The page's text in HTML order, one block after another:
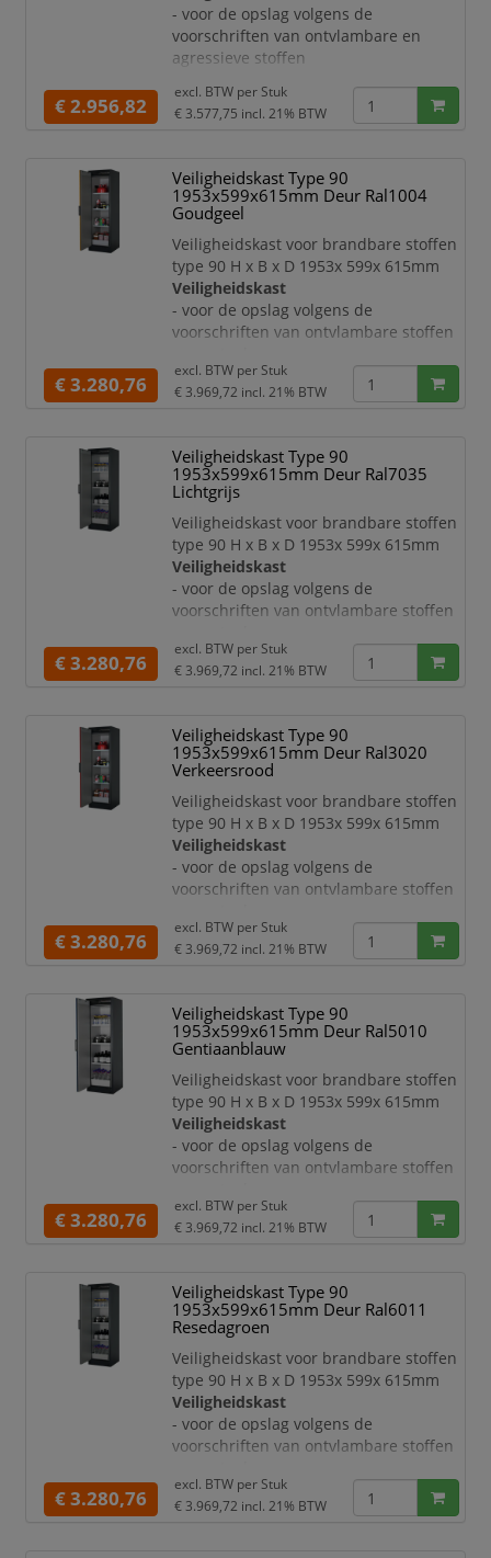
- te sluiten met profielcilinder
- met rem, dus veilig en makkelijk in-
en ui
- voor de opslag volgens de
voorschriften van ontvlambare en
agressieve stoffen
- met krasvaste en duurzame
structuur-poedercoating
sluitmechanisme ter bescherming
tegen corrosie aan de buitenkant van
de romp gemonteerd
Deur:
- openslaande deur
- met 3-voudige ophanging
- te sluiten met profielcilinder
- met rem, dus veilig en makkelijk in-
en uitpa
€ 2.956,82
excl. BTW per Stuk
€ 3.577,75 incl. 21% BTW
Veiligheidskast Type 90
1953x599x615mm Deur Ral1004
Goudgeel
Veiligheidskast voor brandbare stoffen
type 90 H x B x D 1953x 599x 615mm
Veiligheidskast
- voor de opslag volgens de
voorschriften van ontvlambare stoffen
- met krasvaste en duurzame
structuur-poedercoating
tegen corrosie aan de buitenkant van
de romp gemonteerd
Deur:
- openslaande deur
- met 3-voudige ophanging
- te sluiten met profielcilinder
- met weergave van de sluitstand in
rood/g
€ 3.280,76
excl. BTW per Stuk
€ 3.969,72 incl. 21% BTW
Veiligheidskast Type 90
1953x599x615mm Deur Ral7035
Lichtgrijs
Veiligheidskast voor brandbare stoffen
type 90 H x B x D 1953x 599x 615mm
Veiligheidskast
- voor de opslag volgens de
voorschriften van ontvlambare stoffen
- met krasvaste en duurzame
structuur-poedercoating
tegen corrosie aan de buitenkant van
de romp gemonteerd
- openslaande deur
- met 3-voudige ophanging
- te sluiten met profielcilinder
- met weergave van de sluitstand in
rood/g
€ 3.280,76
excl. BTW per Stuk
€ 3.969,72 incl. 21% BTW
Veiligheidskast Type 90
1953x599x615mm Deur Ral3020
Verkeersrood
Veiligheidskast voor brandbare stoffen
type 90 H x B x D 1953x 599x 615mm
Veiligheidskast
- voor de opslag volgens de
voorschriften van ontvlambare stoffen
- met krasvaste en duurzame
structuur-poedercoating
tegen corrosie aan de buitenkant van
de romp gemonteerd
- openslaande deur
- met 3-voudige ophanging
- te sluiten met profielcilinder
- met weergave van de sluitstand in
rood/g
€ 3.280,76
excl. BTW per Stuk
€ 3.969,72 incl. 21% BTW
Veiligheidskast Type 90
1953x599x615mm Deur Ral5010
Gentiaanblauw
Veiligheidskast voor brandbare stoffen
type 90 H x B x D 1953x 599x 615mm
Veiligheidskast
- voor de opslag volgens de
voorschriften van ontvlambare stoffen
- met krasvaste en duurzame
structuur-poedercoating
tegen corrosie aan de buitenkant van
de romp gemonteerd
- openslaande deur
- met 3-voudige ophanging
- te sluiten met profielcilinder
- met weergave van de sluitstand in
rood/g
€ 3.280,76
excl. BTW per Stuk
€ 3.969,72 incl. 21% BTW
Veiligheidskast Type 90
1953x599x615mm Deur Ral6011
Resedagroen
Veiligheidskast voor brandbare stoffen
type 90 H x B x D 1953x 599x 615mm
Veiligheidskast
- voor de opslag volgens de
voorschriften van ontvlambare stoffen
- met krasvaste en duurzame
structuur-poedercoating
€ 3.280,76
excl. BTW per Stuk
€ 3.969,72 incl. 21% BTW